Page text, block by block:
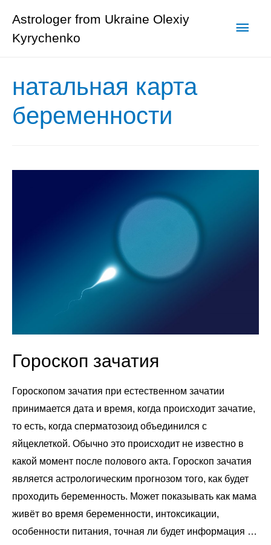
Astrologer from Ukraine Olexiy
Kyrychenko
натальная карта
беременности
Гороскоп зачатия
Гороскопом зачатия при естественном зачатии
принимается дата и время, когда происходит зачатие,
то есть, когда сперматозоид объединился с
яйцеклеткой. Обычно это происходит не известно в
какой момент после полового акта. Гороскоп зачатия
является астрологическим прогнозом того, как будет
проходить беременность. Может показывать как мама
живёт во время беременности, интоксикации,
особенности питания, точная ли будет информация …